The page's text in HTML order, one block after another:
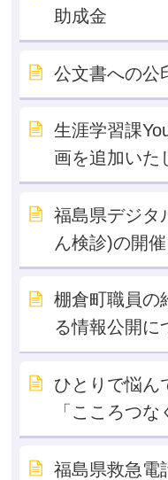
助成金
公文書への公
生涯学習課
画を追加いた
福島県デジタ
ん検診)の開
棚倉町職員の
る情報公開に
ひとりで悩ん
「こころつ
福島県救急電